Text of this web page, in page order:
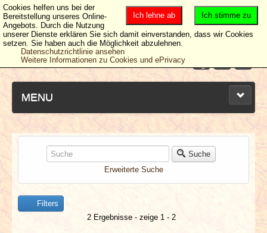
MENU
NEUESTE ARTIKEL
NEWS & DATES
BERICHTE
Suche
Erweiterte Suche
Filters
2 Ergebnisse - zeige 1 - 2
Ich stimme zu
Ich lehne ab
Cookies helfen uns bei der
Bereitstellung unseres Online-
Angebots. Durch die Nutzung
unserer Dienste erklären Sie sich damit einverstanden, dass wir Cookies
setzen. Sie haben auch die Möglichkeit abzulehnen.
Datenschutzrichtlinie ansehen
Weitere Informationen zu Cookies und ePrivacy